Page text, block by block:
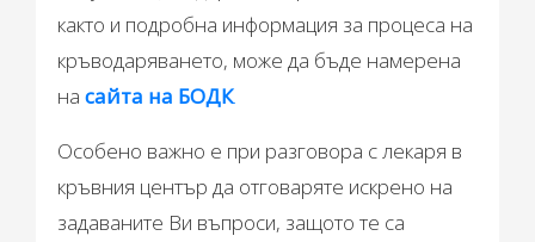
както и подробна информация за процеса на
кръводаряването, може да бъде намерена
насайта на БОДК.
Особено важно е при разговора с лекаря в
кръвния център да отговаряте искрено на
задаваните Ви въпроси, защото те са